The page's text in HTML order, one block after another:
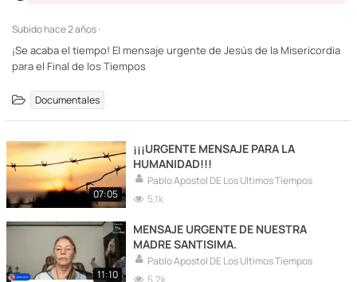
Subidohace 2 años ·
¡Se acaba el tiempo! El mensaje urgente de Jesús de la Misericordia
para el Final de los Tiempos
Documentales
07:05
¡¡¡URGENTE MENSAJE PARA LA
HUMANIDAD!!!
Pablo Apostol DE Los Ultimos Tiempos
5,1k
11:10
MENSAJE URGENTE DE NUESTRA
MADRE SANTISIMA.
Pablo Apostol DE Los Ultimos Tiempos
5,2k